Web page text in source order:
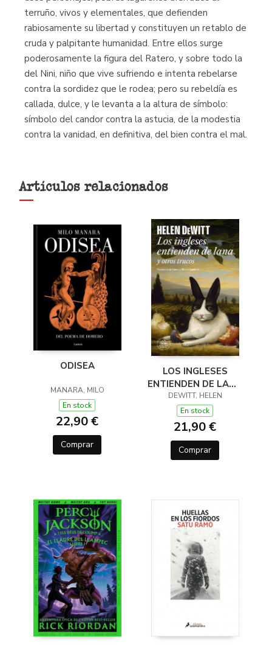
terruño, vivos y elementales, que defienden
rabiosamente su libertad y constituyen un retablo de
cruda y palpitante humanidad. Entre ellos surge
poderosamente la figura del Ratero, y sobre todo la
del Nini, niño que vive sufriendo e intenta rebelarse
contra la sordidez que le rodea; pero su rebeldía es
callada, dulce, y le levanta a la altura de símbolo:
símbolo del candor contra la astucia, de la modestia
contra la vanidad, en definitiva, del bien contra el mal.
Artículos relacionados
ODISEA
MANARA, MILO
En stock
22,90 €
Comprar
LOS INGLESES
ENTIENDEN DE LANA
(Y OTROS TRUCOS)
DEWITT, HELEN
En stock
21,90 €
Comprar